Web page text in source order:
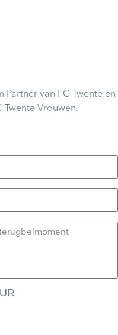
Partner van FC Twente en
Twente Vrouwen.